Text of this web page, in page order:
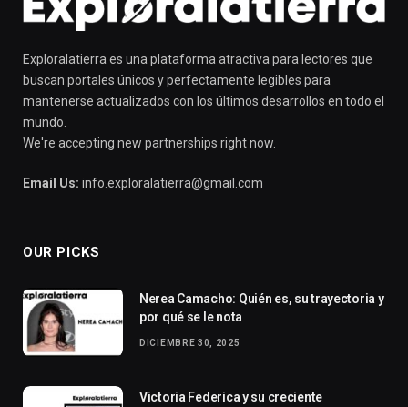
Exploralatierra es una plataforma atractiva para lectores que
buscan portales únicos y perfectamente legibles para
mantenerse actualizados con los últimos desarrollos en todo el
mundo.
We're accepting new partnerships right now.
Email Us: info.exploralatierra@gmail.com
OUR PICKS
Nerea Camacho: Quién es, su trayectoria y
por qué se le nota
DICIEMBRE 30, 2025
Victoria Federica y su creciente